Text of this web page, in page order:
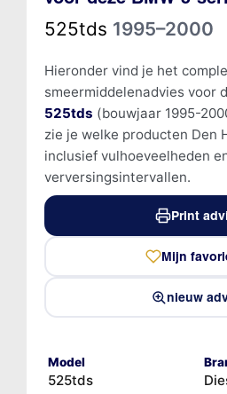
525tds 1995–2000
Hieronder vind je het
smeermiddelenadvies voor
525tds (bouwjaar 1995-
zie je welke producten Den
inclusief vulhoeveelheden
verversingsintervallen.
Print
Mijn
nieuw
Model
525tds